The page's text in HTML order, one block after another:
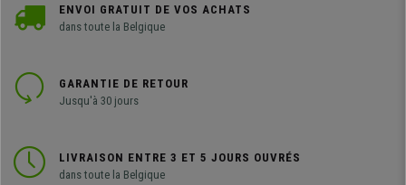
ENVOI GRATUIT DE VOS ACHATS
dans toute la Belgique
GARANTIE DE RETOUR
Jusqu'à 30 jours
LIVRAISON ENTRE 3 ET 5 JOURS OUVRÉS
dans toute la Belgique